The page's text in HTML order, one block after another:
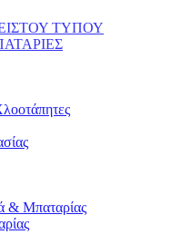
ΤΥΠΟΥ
& Μπαταρίας